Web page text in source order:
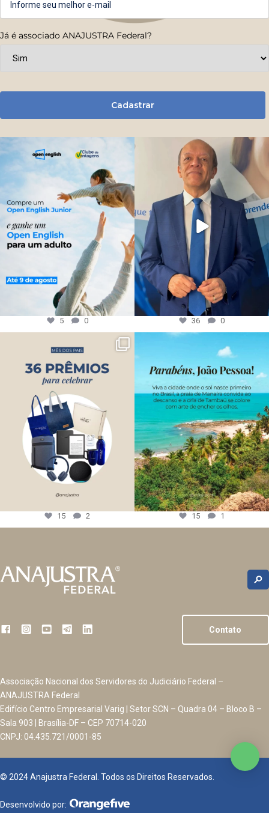
Já é associado ANAJUSTRA Federal?
Cadastrar
5 0 36 0
15 2 15 1
Contato
Associação Nacional dos Servidores do Judiciário Federal –
ANAJUSTRA Federal
Edifício Centro Empresarial Varig | Setor SCN – Quadra 04 – Bloco B –
Sala 903 | Brasília-DF – CEP 70714-020
CNPJ: 04.435.721/0001-85
© 2024 Anajustra Federal. Todos os Direitos Reservados.
Desenvolvido por: